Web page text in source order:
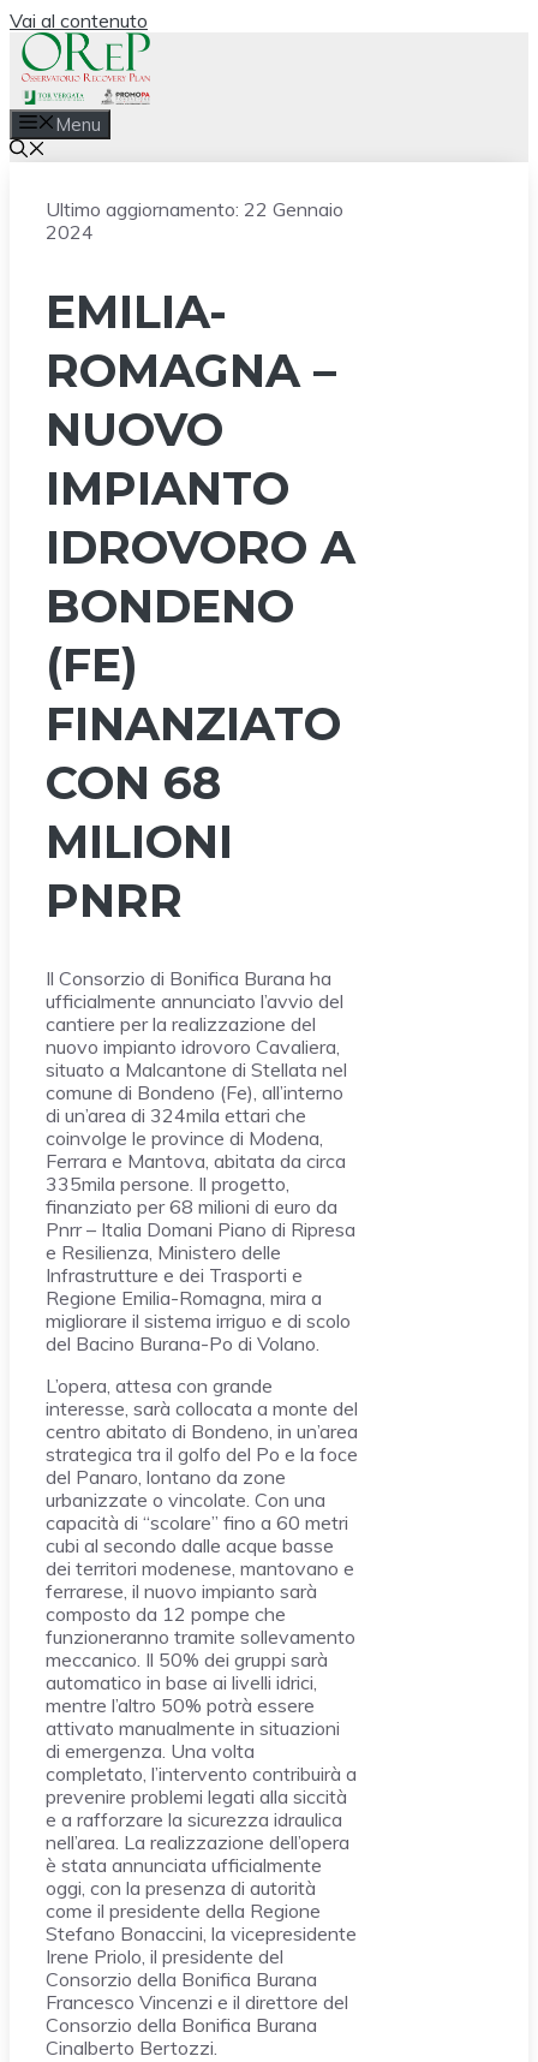
Vai al contenuto
Menu
Ultimo aggiornamento: 22 Gennaio
2024
EMILIA-
ROMAGNA –
NUOVO
IMPIANTO
IDROVORO A
BONDENO
(FE)
FINANZIATO
CON 68
MILIONI
PNRR
Il Consorzio di Bonifica Burana ha
ufficialmente annunciato l’avvio del
cantiere per la realizzazione del
nuovo impianto idrovoro Cavaliera,
situato a Malcantone di Stellata nel
comune di Bondeno (Fe), all’interno
di un’area di 324mila ettari che
coinvolge le province di Modena,
Ferrara e Mantova, abitata da circa
335mila persone. Il progetto,
finanziato per 68 milioni di euro da
Pnrr – Italia Domani Piano di Ripresa
e Resilienza, Ministero delle
Infrastrutture e dei Trasporti e
Regione Emilia-Romagna, mira a
migliorare il sistema irriguo e di scolo
del Bacino Burana-Po di Volano.
L’opera, attesa con grande
interesse, sarà collocata a monte del
centro abitato di Bondeno, in un’area
strategica tra il golfo del Po e la foce
del Panaro, lontano da zone
urbanizzate o vincolate. Con una
capacità di “scolare” fino a 60 metri
cubi al secondo dalle acque basse
dei territori modenese, mantovano e
ferrarese, il nuovo impianto sarà
composto da 12 pompe che
funzioneranno tramite sollevamento
meccanico. Il 50% dei gruppi sarà
automatico in base ai livelli idrici,
mentre l’altro 50% potrà essere
attivato manualmente in situazioni
di emergenza. Una volta
completato, l’intervento contribuirà a
prevenire problemi legati alla siccità
e a rafforzare la sicurezza idraulica
nell’area. La realizzazione dell’opera
è stata annunciata ufficialmente
oggi, con la presenza di autorità
come il presidente della Regione
Stefano Bonaccini, la vicepresidente
Irene Priolo, il presidente del
Consorzio della Bonifica Burana
Francesco Vincenzi e il direttore del
Consorzio della Bonifica Burana
Cinalberto Bertozzi.